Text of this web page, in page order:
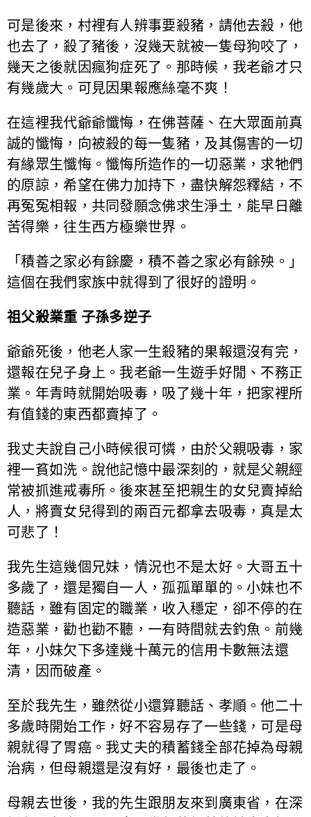
可是後來，村裡有人辨事要殺豬，請他去殺，他
也去了，殺了豬後，沒幾天就被一隻母狗咬了，
幾天之後就因瘋狗症死了。那時候，我老爺才只
有幾歲大。可見因果報應絲毫不爽！
在這裡我代爺爺懺悔，在佛菩薩、在大眾面前真
誠的懺悔，向被殺的每一隻豬，及其傷害的一切
有緣眾生懺悔。懺悔所造作的一切惡業，求牠們
的原諒，希望在佛力加持下，盡快解怨釋結，不
再冤冤相報，共同發願念佛求生淨土，能早日離
苦得樂，往生西方極樂世界。
「積善之家必有餘慶，積不善之家必有餘殃。」
這個在我們家族中就得到了很好的證明。
祖父殺業重 子孫多逆子
爺爺死後，他老人家一生殺豬的果報還沒有完，
還報在兒子身上。我老爺一生遊手好閒、不務正
業。年青時就開始吸毒，吸了幾十年，把家裡所
有值錢的東西都賣掉了。
我丈夫說自己小時候很可憐，由於父親吸毒，家
裡一貧如洗。說他記憶中最深刻的，就是父親經
常被抓進戒毒所。後來甚至把親生的女兒賣掉給
人，將賣女兒得到的兩百元都拿去吸毒，真是太
可悲了！
我先生這幾個兄妹，情況也不是太好。大哥五十
多歲了，還是獨自一人，孤孤單單的。小妹也不
聽話，雖有固定的職業，收入穩定，卻不停的在
造惡業，勸也勸不聽，一有時間就去釣魚。前幾
年，小妹欠下多達幾十萬元的信用卡數無法還
清，因而破產。
至於我先生，雖然從小還算聽話、孝順。他二十
多歲時開始工作，好不容易存了一些錢，可是母
親就得了胃癌。我丈夫的積蓄錢全部花掉為母親
治病，但母親還是沒有好，最後也走了。
母親去世後，我的先生跟朋友來到廣東省，在深